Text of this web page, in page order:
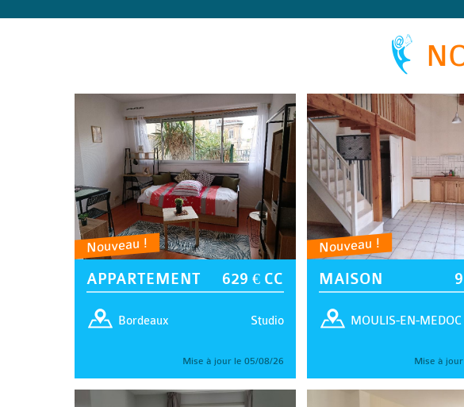
Nouveau !
APPARTEMENT 629 € CC
Studio
Bordeaux
Mise à jour le 05/08/26
Nouveau !
MAISON
MOULIS-EN-MEDOC
Mise à